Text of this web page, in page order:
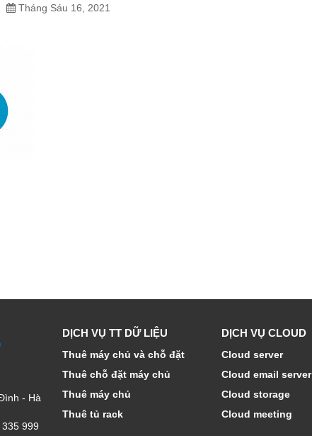
Tháng Sáu 16, 2021
- Hà
999
DỊCH VỤ TT DỮ LIỆU
Thuê máy chủ và chỗ đặt
Thuê chỗ đặt máy chủ
Thuê máy chủ
Thuê tủ rack
DỊCH VỤ CLOUD
Cloud server
Cloud email server
Cloud storage
Cloud meeting